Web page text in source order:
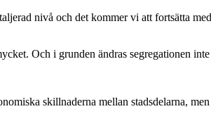
nivå och det kommer vi att fortsätta
Och i grunden ändras segregationen
skillnaderna mellan stadsdelarna,